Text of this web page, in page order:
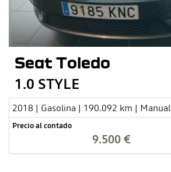
Seat Toledo
1.0 STYLE
2018 | Gasolina | 190.092 km | Manual
Precio al contado
9.500 €